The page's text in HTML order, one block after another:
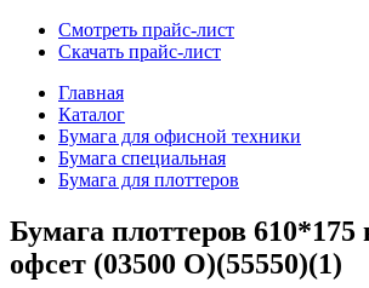
Смотреть прайс-лист
Скачать прайс-лист
Главная
Каталог
Бумага для офисной техники
Бумага специальная
Бумага для плоттеров
Бумага плоттеров 610*175
офсет (03500 О)(55550)(1)